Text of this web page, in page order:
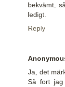
bekvämt,
ledigt.
Reply
Ja, det
Så fort jag